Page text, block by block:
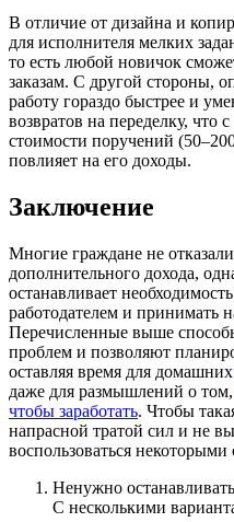
В отличие от дизайна и
для исполнителя мелких
то есть любой новичок
заказам. С другой стороны,
работу гораздо быстрее и
возвратов на переделку, что
стоимости поручений
повлияет на его доходы.
Заключение
Многие граждане не
дополнительного дохода,
останавливает
работодателем и принимать
Перечисленные выше
проблем и позволяют
оставляя время для
даже для размышлений о том,
чтобы заработать. Чтобы
напрасной тратой сил и не
воспользоваться некоторыми
Ненужно
С несколькими